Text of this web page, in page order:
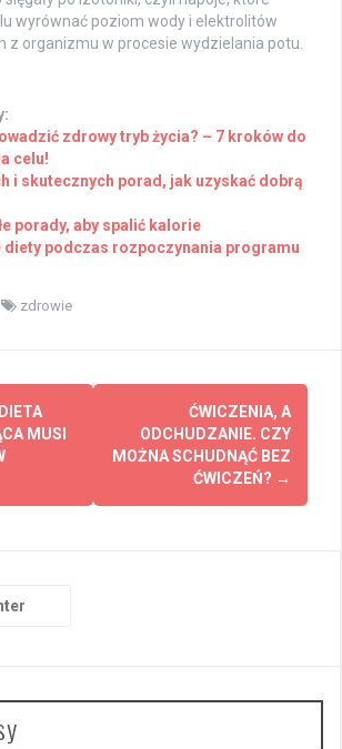
wyrównać poziom wody i elektrolitów
z organizmu w procesie wydzielania potu.
zdrowy tryb życia? – 7 kroków do
celu!
i skutecznych porad, jak uzyskać dobrą
porady, aby spalić kalorie
diety podczas rozpoczynania programu
zdrowie
MUSI
ĆWICZENIA, A
ODCHUDZANIE. CZY
MOŻNA SCHUDNĄĆ BEZ
ĆWICZEŃ? →